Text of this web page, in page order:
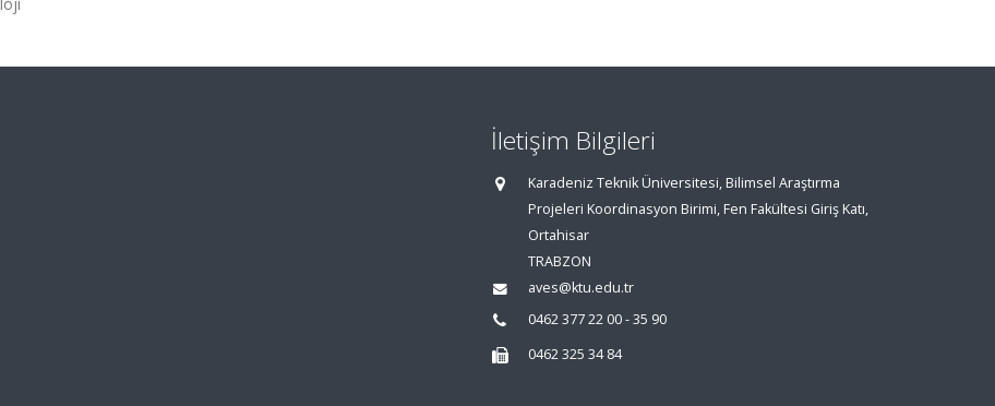
İletişim Bilgileri
Karadeniz Teknik Üniversitesi, Bilimsel Araştırma
Projeleri Koordinasyon Birimi, Fen Fakültesi Giriş Katı,
Ortahisar
TRABZON
aves@ktu.edu.tr
0462 377 22 00 - 35 90
0462 325 34 84